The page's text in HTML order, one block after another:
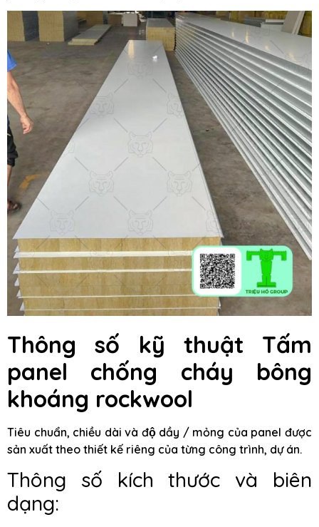
Thông số kỹ thuật Tấm
panel chống cháy bông
khoáng rockwool
Tiêu chuẩn, chiều dài và độ dầy / mỏng của panel được
sản xuất theo thiết kế riêng của từng công trình, dự án.
Thông số kích thước và biên
dạng: